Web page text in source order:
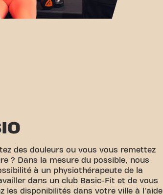
des douleurs ou vous vous remettez
? Dans la mesure du possible, nous
à un physiothérapeute de la
dans un club Basic-Fit et de vous
les disponibilités dans votre ville à l'aide